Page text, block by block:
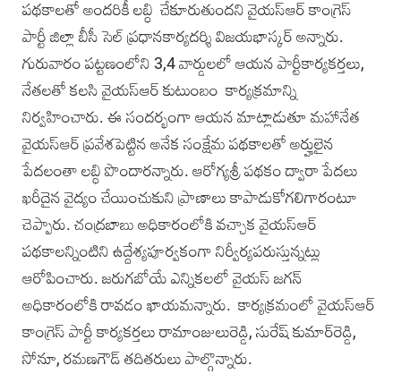
ప‌థ‌కాల‌తో అంద‌రికీ ల‌బ్ధి చేకూరుతుంద‌ని వైయ‌స్ఆర్ కాంగ్రెస్
పార్టీ జిల్లా బీసీ సెల్‌ ప్రధానకార్యదర్శి విజయభాస్కర్ అన్నారు.
గురువారం పట్టణంలోని 3,4 వార్డులలో ఆయన పార్టీకార్యకర్తలు,
నేతలతో కలసి వైయ‌స్ఆర్ కుటుంబం కార్యక్రమాన్ని
నిర్వహించారు. ఈ సంద‌ర్భంగా ఆయన మాట్లాడుతూ మహానేత
వైయ‌స్ఆర్ ప్రవేశపెట్టిన అనేక సంక్షేమ పథకాలతో అర్హులైన
పేదలంతా ల‌బ్ధి పొందార‌న్నారు. ఆరోగ్యశ్రీ పథకం ద్వారా పేదలు
ఖరీదైన వైద్యం చేయించుకుని ప్రాణాలు కాపాడుకోగలిగారంటూ
చెప్పారు. చంద్రబాబు అధికారంలోకి వచ్చాక వైయ‌స్ఆర్
పథకాలన్నింటిని ఉద్దేశ్యపూర్వకంగా నిర్వీర్యపరుస్తున్నట్లు
ఆరోపించారు. జరుగబోయే ఎన్నికలలో వైయ‌స్ జ‌గ‌న్
అధికారంలోకి రావ‌డం ఖాయ‌మ‌న్నారు. కార్యక్రమంలో వైయ‌స్ఆర్
కాంగ్రెస్ పార్టీ కార్యకర్తలు రామాంజులురెడ్డి, సురేష్‌ కుమార్‌రెడ్డి,
సోనూ, రమణగౌడ్‌ తదితరులు పాల్గొన్నారు.